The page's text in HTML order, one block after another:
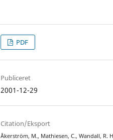
PDF
Publiceret
2001-12-29
Citation/Eksport
Åkerström, M., Mathiesen, C., Wandall, R.